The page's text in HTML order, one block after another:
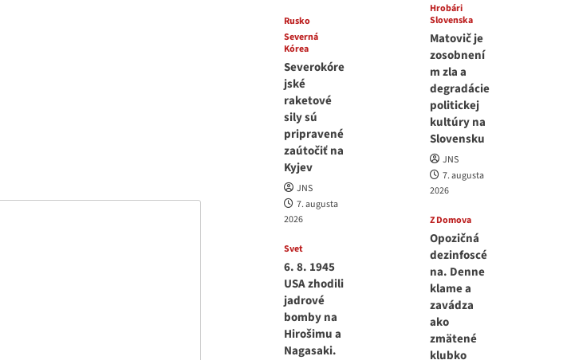
Rusko
Severná
Kórea
Severokóre
jské
raketové
sily sú
pripravené
zaútočiť na
Kyjev
JNS
7. augusta
2026
Svet
6. 8. 1945
USA zhodili
jadrové
bomby na
Hirošimu a
Nagasaki.
Hrobári
Slovenska
Matovič je
zosobnení
m zla a
degradácie
politickej
kultúry na
Slovensku
JNS
7. augusta
2026
Z Domova
Opozičná
dezinfoscé
na. Denne
klame a
zavádza
ako
zmätené
klubko